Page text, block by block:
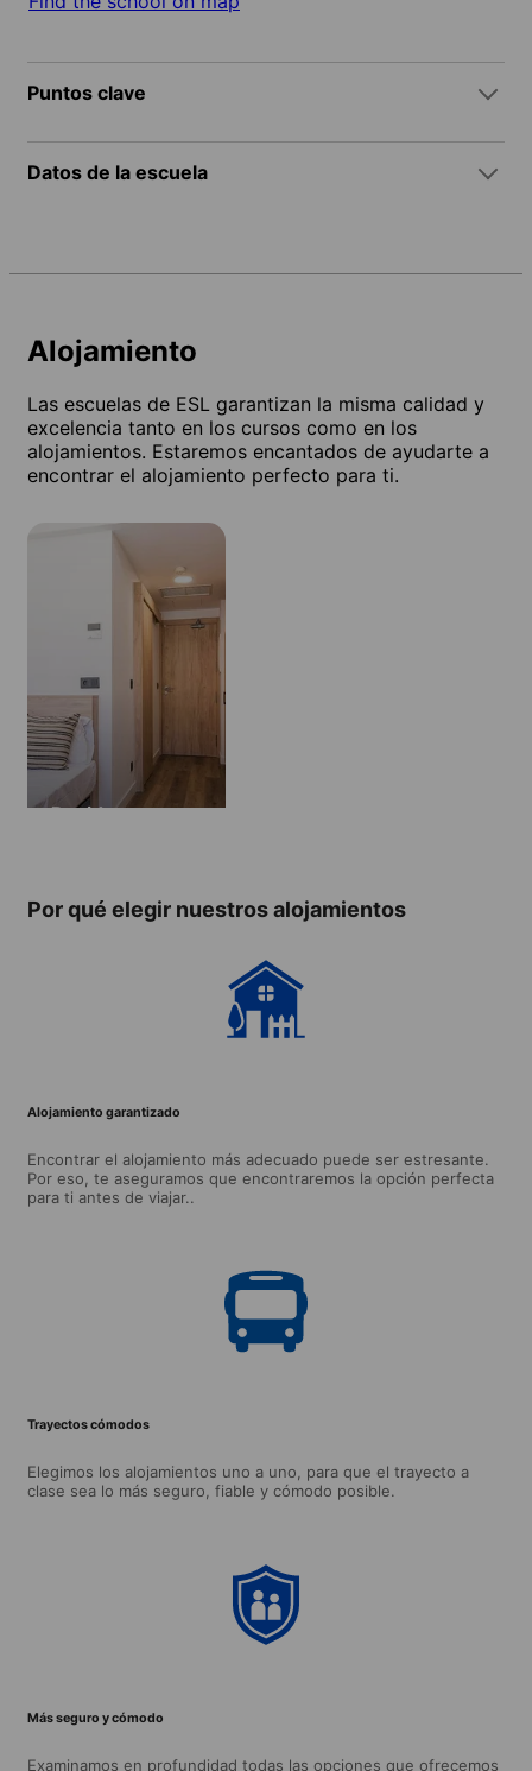
Puntos clave
Datos de la escuela
Alojamiento
Las escuelas de ESL garantizan la misma calidad y
excelencia tanto en los cursos como en los
alojamientos. Estaremos encantados de ayudarte a
encontrar el alojamiento perfecto para ti.
Residence
Por qué elegir nuestros alojamientos
Alojamiento garantizado
Encontrar el alojamiento más adecuado puede ser estresante.
Por eso, te aseguramos que encontraremos la opción perfecta
para ti antes de viajar..
Trayectos cómodos
Elegimos los alojamientos uno a uno, para que el trayecto a
clase sea lo más seguro, fiable y cómodo posible.
Más seguro y cómodo
Examinamos en profundidad todas las opciones que ofrecemos